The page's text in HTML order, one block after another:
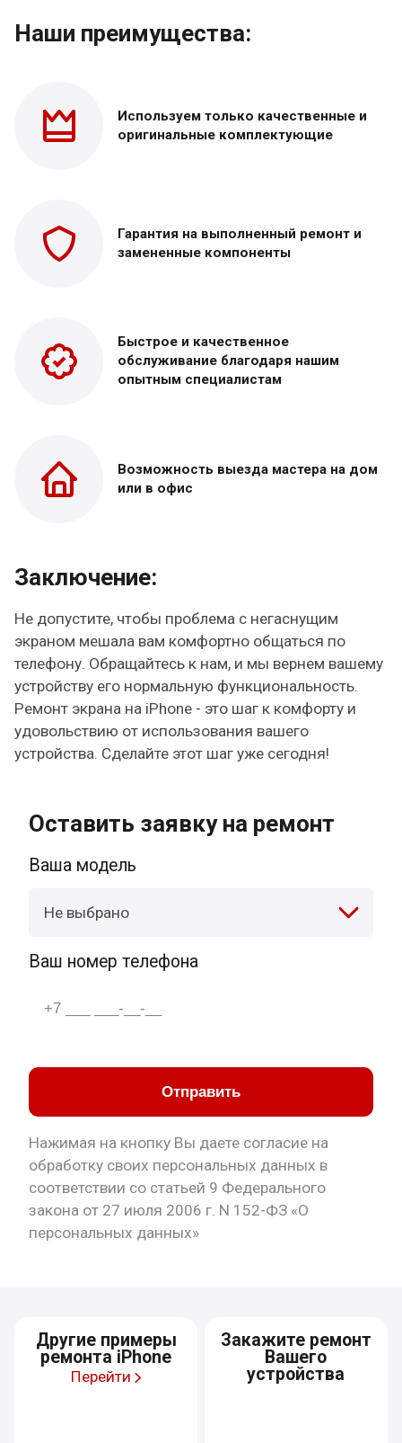
Наши преимущества:
Используем только качественные и
оригинальные комплектующие
Гарантия на выполненный ремонт и
замененные компоненты
Быстрое и качественное
обслуживание благодаря нашим
опытным специалистам
Возможность выезда мастера на дом
или в офис
Заключение:
Не допустите, чтобы проблема с негаснущим
экраном мешала вам комфортно общаться по
телефону. Обращайтесь к нам, и мы вернем вашему
устройству его нормальную функциональность.
Ремонт экрана на iPhone - это шаг к комфорту и
удовольствию от использования вашего
устройства. Сделайте этот шаг уже сегодня!
Оставить заявку на ремонт
Ваша модель
Не выбрано
Ваш номер телефона
Отправить
Нажимая на кнопку Вы даете согласие на
обработку своих персональных данных в
соответствии со статьей 9 Федерального
закона от 27 июля 2006 г. N 152-ФЗ «О
персональных данных»
Другие примеры
ремонта iPhone
Перейти
Закажите ремонт
Вашего
устройства